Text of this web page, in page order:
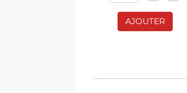
AJOUTER